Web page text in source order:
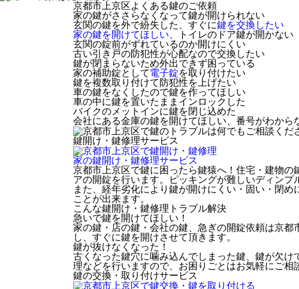
京都市上京区よくある鍵のご依頼
家の鍵がささらなくなって鍵が開けられない
玄関の鍵を外で紛失した、すぐに鍵を交換したい
家の鍵を開けてほしい 、トイレのドア鍵が開かない
玄関の錠前がずれているのか開けにくい
古い引き戸の防犯性が心配なので交換したい
鍵が閉まらないため外出できず困っている
家の補助錠として電子錠を取り付けたい
鍵を複数取り付けて防犯性を上げたい
車の鍵をなくしたので鍵を作ってほしい
車の中に鍵を置いたままインロックした
バイクのメットインに鍵を閉じ込めた
会社にある金庫の鍵を開けてほしい、番号がわから
鍵開け・鍵修理サービス
家の鍵開け・鍵修理サービス
京都市上京区で鍵に困ったら鍵猿へ！住宅・建物
アの開錠を行います。ピッキングが難しいディン
また、経年劣化により鍵が開けにくい・固い・閉
ことが出来ます。
こんな鍵開け・鍵修理トラブル解決
急いで鍵を開けてほしい！
家の鍵・店の鍵・会社の鍵、急ぎの開錠依頼は京
し、すぐに鍵を開けさせて頂きます。
鍵が抜けなくなった！
古くなった鍵穴に噛み込んでしまった鍵、鍵が欠
理などを行いますので、お困りごとはお気軽にご相
鍵の交換・取り付けサービス